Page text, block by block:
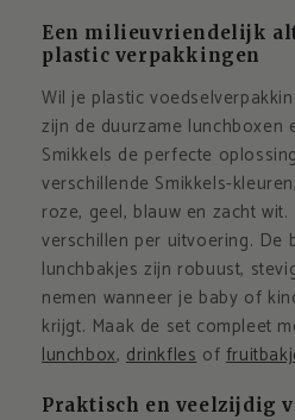
Een milieuvriendelijk
plastic verpakkingen
Wil je plastic
zijn de duurzame lunchboxen
Smikkels de perfecte
verschillende Smikkels-
roze, geel, blauw en zacht
verschillen per uitvoering. De
lunchbakjes zijn robuust,
nemen wanneer je baby of
krijgt. Maak de set compleet
lunchbox,drinkflesof
Praktisch en veelzijdig